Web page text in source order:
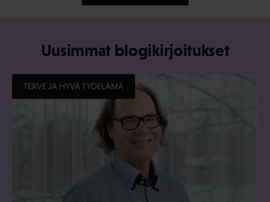
Uusimmat blogikirjoitukset
TERVE JA HYVÄ TYÖELÄMÄ